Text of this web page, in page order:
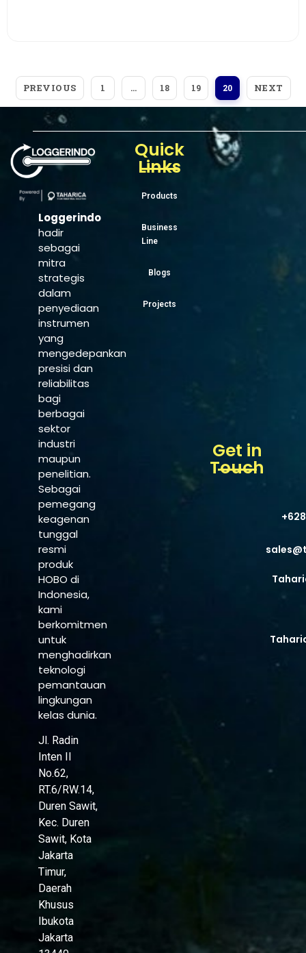
PREVIOUS 1 … 18 19 20 NEXT
Loggerindo
hadir
sebagai
mitra
strategis
dalam
penyediaan
instrumen
yang
mengedepankan
presisi dan
reliabilitas
bagi
berbagai
sektor
industri
maupun
penelitian.
Sebagai
pemegang
keagenan
tunggal
resmi
produk
HOBO di
Indonesia,
kami
berkomitmen
untuk
menghadirkan
teknologi
pemantauan
lingkungan
kelas dunia.
Jl. Radin
Inten II
No.62,
RT.6/RW.14,
Duren Sawit,
Kec. Duren
Sawit, Kota
Jakarta
Timur,
Daerah
Khusus
Ibukota
Jakarta
Quick
Links
Products
Business
Line
Blogs
Projects
Get in
Touch